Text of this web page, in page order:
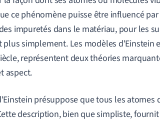
ce phénomène puisse être influencé
impuretés dans le matériau, pour les
simplement. Les modèles d'Einstein
représentent deux théories
aspect.
présuppose que tous les
description, bien que simpliste,